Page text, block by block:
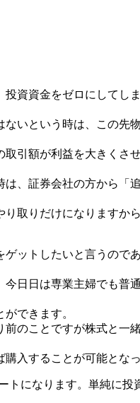
資資金をゼロにしてし
いという時は、この先
引額が利益を大きくさ
、証券会社の方から「
取りだけになりますか
ットしたいと言うので
日日は専業主婦でも普
できます。
のことですが株式と一
入することが可能となっ
トになります。単純に